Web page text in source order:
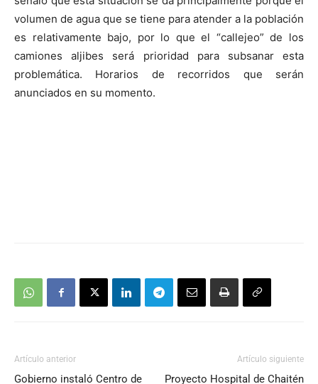
volumen de agua que se tiene para atender a la población
es relativamente bajo, por lo que el “callejeo” de los
camiones aljibes será prioridad para subsanar esta
problemática. Horarios de recorridos que serán
anunciados en su momento.
Artículo anterior
Gobierno instaló Centro de
Artículo siguiente
Proyecto Hospital de Chaitén